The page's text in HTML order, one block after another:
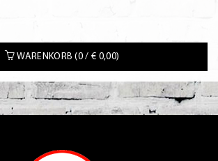
WARENKORB (0 / € 0,00)